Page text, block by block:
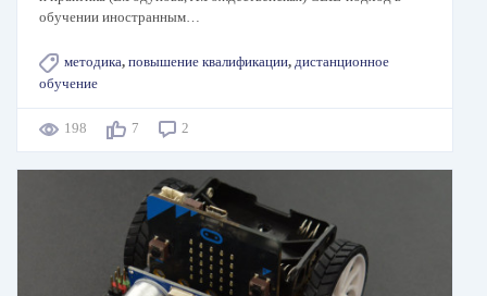
обучении иностранным…
методика, повышение квалификации, дистанционное
обучение
198 7 2